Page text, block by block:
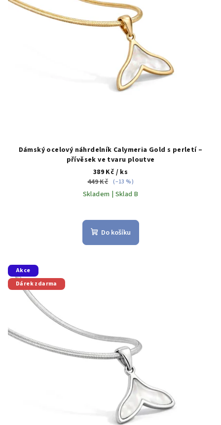
Dámský ocelový náhrdelník Calymeria Gold s perletí –
přívěsek ve tvaru ploutve
389 Kč / ks
449 Kč (–13 %)
Skladem | Sklad B
Do košíku
Akce
Dárek zdarma